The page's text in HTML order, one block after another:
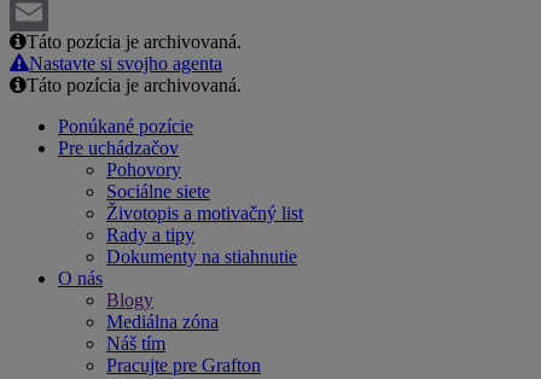
LinkedIn
Email
Táto pozícia je archivovaná.
Nastavte si svojho agenta
Táto pozícia je archivovaná.
Ponúkané pozície
Pre uchádzačov
Pohovory
Sociálne siete
Životopis a motivačný list
Rady a tipy
Dokumenty na stiahnutie
O nás
Blogy
Mediálna zóna
Náš tím
Pracujte pre Grafton